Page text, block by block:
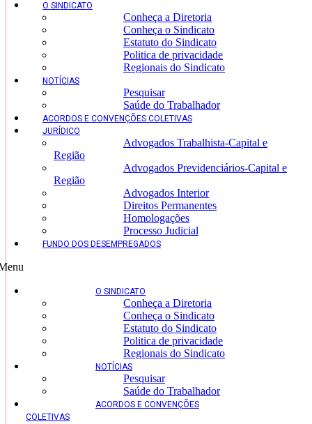
O SINDICATO
Conheça a Diretoria
Conheça o Sindicato
Estatuto do Sindicato
Politica de privacidade
Regionais do Sindicato
NOTÍCIAS
Pesquisar
Saúde do Trabalhador
ACORDOS E CONVENÇÕES COLETIVAS
JURÍDICO
Advogados Trabalhista-Capital e
Região
Advogados Previdenciários-Capital e
Região
Advogados Interior
Direitos Permanentes
Homologações
Processo Judicial
FUNDO DOS DESEMPREGADOS
O SINDICATO
Conheça a Diretoria
Conheça o Sindicato
Estatuto do Sindicato
Politica de privacidade
Regionais do Sindicato
NOTÍCIAS
Pesquisar
Saúde do Trabalhador
ACORDOS E CONVENÇÕES
COLETIVAS